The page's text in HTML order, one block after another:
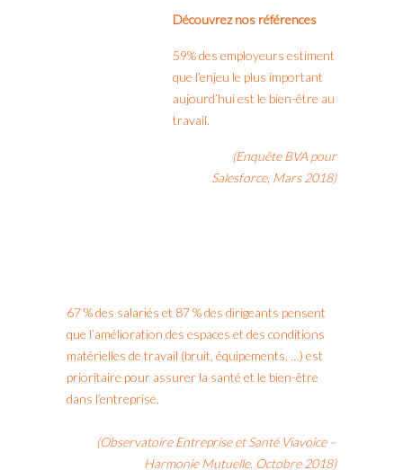
Découvrez nos références
59% des employeurs estiment
que l’enjeu le plus important
aujourd’hui est le bien-être au
travail.
(Enquête BVA pour
Salesforce, Mars 2018)
67 % des salariés et 87 % des dirigeants pensent
que l’amélioration des espaces et des conditions
matérielles de travail (bruit, équipements, …) est
prioritaire pour assurer la santé et le bien-être
dans l’entreprise.
(Observatoire Entreprise et Santé Viavoice –
Harmonie Mutuelle. Octobre 2018)